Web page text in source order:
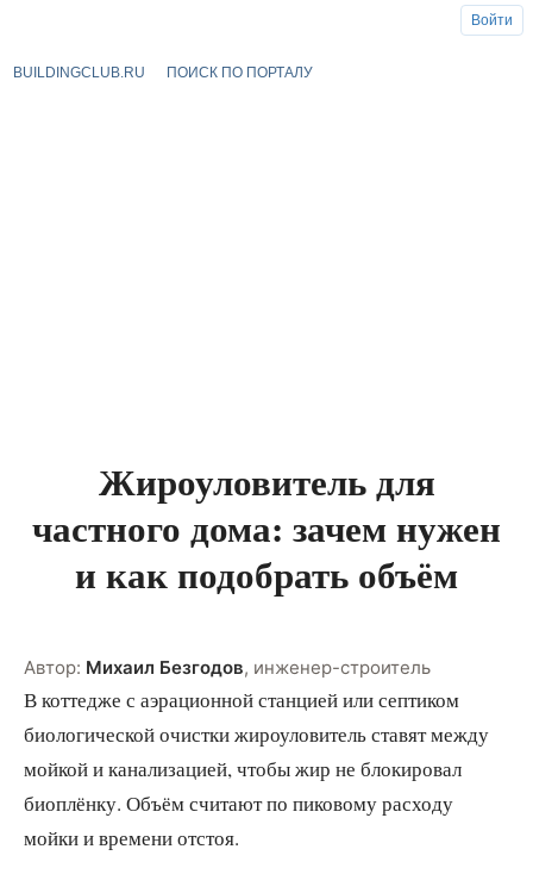
BUILDINGCLUB.RU ПОИСК ПО ПОРТАЛУ
Жироуловитель для
частного дома: зачем нужен
и как подобрать объём
Автор: Михаил Безгодов, инженер-строитель
В коттедже с аэрационной станцией или септиком
биологической очистки жироуловитель ставят между
мойкой и канализацией, чтобы жир не блокировал
биоплёнку. Объём считают по пиковому расходу
мойки и времени отстоя.
Войти